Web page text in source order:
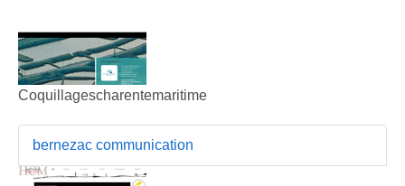
Coquillagescharentemaritime
bernezac communication